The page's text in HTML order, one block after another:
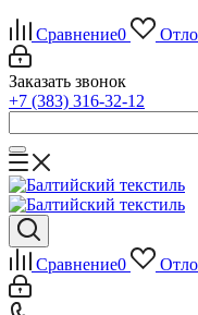
Сравнение0
Заказать звонок
+7 (383) 316-32-12
Сравнение0